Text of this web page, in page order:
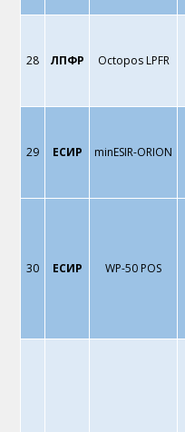
28 ЛПФР Octopos LPFR
29 ЕСИР minESIR-ORION
30 ЕСИР WP-50 POS